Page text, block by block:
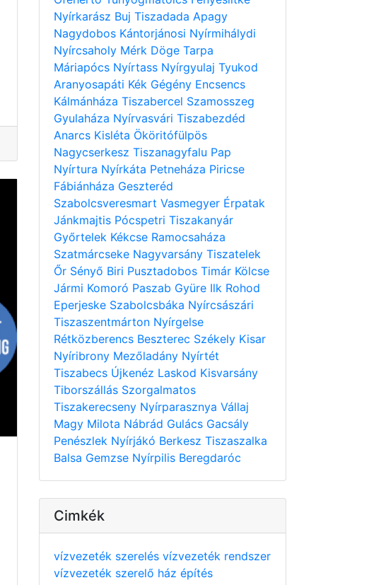
Nyírkarász Buj Tiszadada Apagy
Nagydobos Kántorjánosi Nyírmihálydi
Nyírcsaholy Mérk Döge Tarpa
Máriapócs Nyírtass Nyírgyulaj Tyukod
Aranyosapáti Kék Gégény Encsencs
Kálmánháza Tiszabercel Szamosszeg
Gyulaháza Nyírvasvári Tiszabezdéd
Anarcs Kisléta Ököritófülpös
Nagycserkesz Tiszanagyfalu Pap
Nyírtura Nyírkáta Petneháza Piricse
Fábiánháza Geszteréd
Szabolcsveresmart Vasmegyer Érpatak
Jánkmajtis Pócspetri Tiszakanyár
Győrtelek Kékcse Ramocsaháza
Szatmárcseke Nagyvarsány Tiszatelek
Őr Sényő Biri Pusztadobos Timár Kölcse
Jármi Komoró Paszab Gyüre Ilk Rohod
Eperjeske Szabolcsbáka Nyírcsászári
Tiszaszentmárton Nyírgelse
Rétközberencs Beszterec Székely Kisar
Nyíribrony Mezőladány Nyírtét
Tiszabecs Újkenéz Laskod Kisvarsány
Tiborszállás Szorgalmatos
Tiszakerecseny Nyírparasznya Vállaj
Magy Milota Nábrád Gulács Gacsály
Penészlek Nyírjákó Berkesz Tiszaszalka
Balsa Gemzse Nyírpilis Beregdaróc
Cimkék
vízvezeték szerelés vízvezeték rendszer
vízvezeték szerelő ház építés